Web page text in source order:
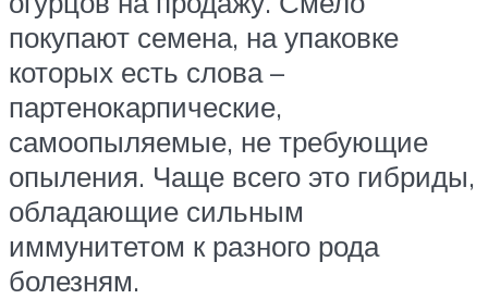
покупают семена, на упаковке
которых есть слова –
партенокарпические,
самоопыляемые, не требующие
опыления. Чаще всего это гибриды,
обладающие сильным
иммунитетом к разного рода
болезням.